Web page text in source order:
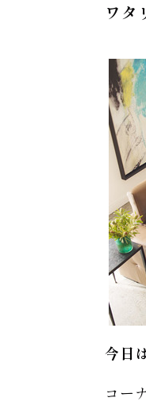
ワタ
今日
コー